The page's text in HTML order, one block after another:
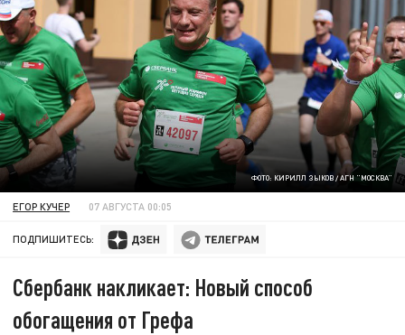
ФОТО: КИРИЛЛ ЗЫКОВ / АГН "МОСКВА"
ЕГОР КУЧЕР 07 АВГУСТА 00:05
ПОДПИШИТЕСЬ:
Сбербанк накликает: Новый способ
обогащения от Грефа